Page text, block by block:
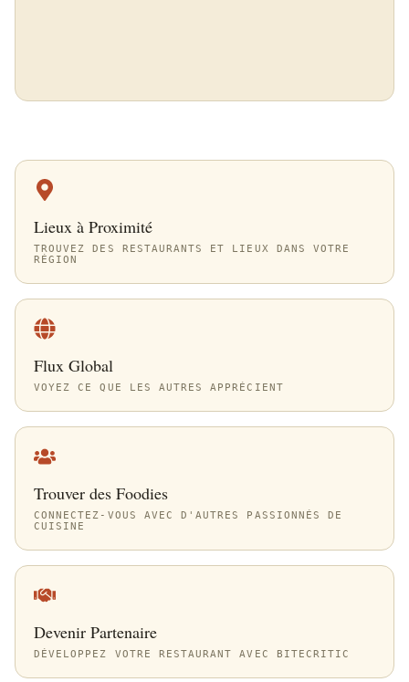
Lieux à Proximité
TROUVEZ DES RESTAURANTS ET LIEUX DANS VOTRE
RÉGION
Flux Global
VOYEZ CE QUE LES AUTRES APPRÉCIENT
Trouver des Foodies
CONNECTEZ-VOUS AVEC D'AUTRES PASSIONNÉS DE
CUISINE
Devenir Partenaire
DÉVELOPPEZ VOTRE RESTAURANT AVEC BITECRITIC